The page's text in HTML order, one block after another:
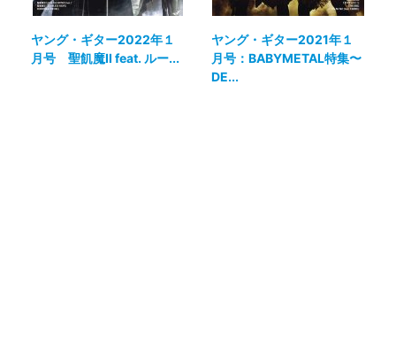
ヤング・ギター2022年１
月号 聖飢魔II feat. ルー...
ヤング・ギター2021年１
月号：BABYMETAL特集〜
DE...